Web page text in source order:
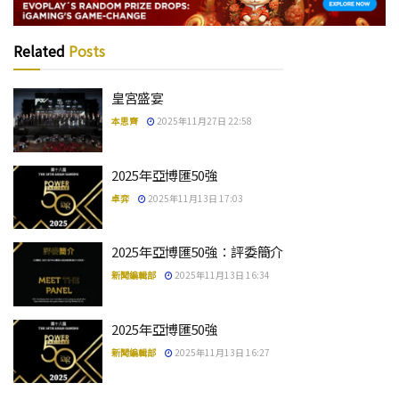
Related Posts
皇宮盛宴
本思齊 2025年11月27日 22:58
2025年亞博匯50強
卓弈 2025年11月13日 17:03
2025年亞博匯50強：評委簡介
新聞編輯部 2025年11月13日 16:34
2025年亞博匯50強
新聞編輯部 2025年11月13日 16:27